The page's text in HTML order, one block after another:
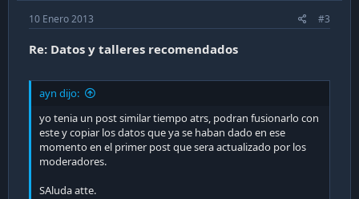
10 Enero 2013 #3
Re: Datos y talleres recomendados
ayn dijo:
yo tenia un post similar tiempo atrs, podran fusionarlo con
este y copiar los datos que ya se haban dado en ese
momento en el primer post que sera actualizado por los
moderadores.
SAluda atte.